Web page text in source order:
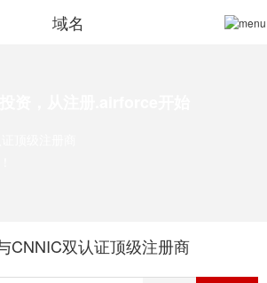
域名
CNNIC双认证顶级注册商